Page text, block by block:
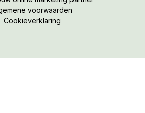
voorwaarden
Cookieverklaring